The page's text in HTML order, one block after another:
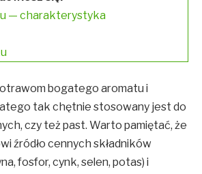
— charakterystyka
bogatego aromatu i
tak chętnie stosowany jest do
czy też past. Warto pamiętać, że
źródło cennych składników
fosfor, cynk, selen, potas) i